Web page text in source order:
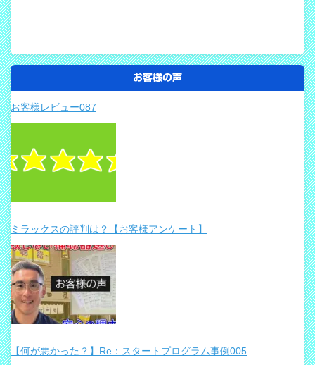
お客様の声
お客様レビュー087
ミラックスの評判は？【お客様アンケート】
【何が悪かった？】Re：スタートプログラム事例005